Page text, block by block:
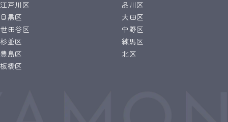
江戸川区
品川区
目黒区
大田区
世田谷区
中野区
杉並区
練馬区
豊島区
北区
板橋区